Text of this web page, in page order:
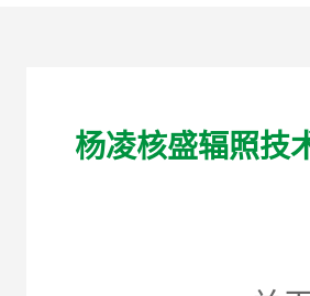
杨凌核盛辐照技